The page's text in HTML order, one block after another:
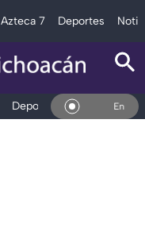
Azteca 7 Deportes
Deportes Espectáculos
En Vivo